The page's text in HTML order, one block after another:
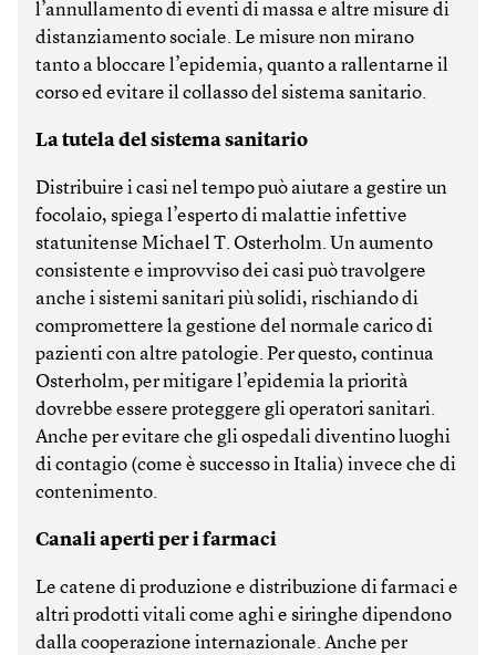
l’annullamento di eventi di massa e altre misure di
distanziamento sociale. Le misure non mirano
tanto a bloccare l’epidemia, quanto a rallentarne il
corso ed evitare il collasso del sistema sanitario.
La tutela del sistema sanitario
Distribuire i casi nel tempo può aiutare a gestire un
focolaio, spiega l’esperto di malattie infettive
statunitense Michael T. Osterholm. Un aumento
consistente e improvviso dei casi può travolgere
anche i sistemi sanitari più solidi, rischiando di
compromettere la gestione del normale carico di
pazienti con altre patologie. Per questo, continua
Osterholm, per mitigare l’epidemia la priorità
dovrebbe essere proteggere gli operatori sanitari.
Anche per evitare che gli ospedali diventino luoghi
di contagio (come è successo in Italia) invece che di
contenimento.
Canali aperti per i farmaci
Le catene di produzione e distribuzione di farmaci e
altri prodotti vitali come aghi e siringhe dipendono
dalla cooperazione internazionale. Anche per